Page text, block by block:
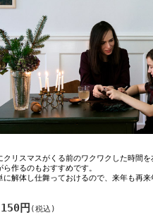
クリスマスがくる前のワクワクした時間
ら作るのもおすすめです。
に解体し仕舞っておけるので、来年も再
円 (税込)